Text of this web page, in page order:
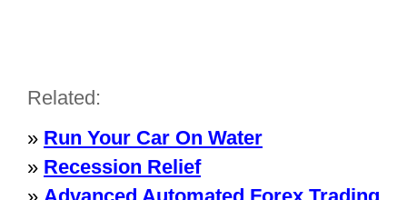
Related:
» Run Your Car On Water
» Recession Relief